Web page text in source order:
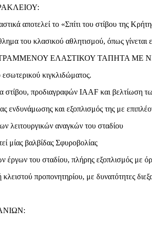
αποτελεί το «Σπίτι του στίβου της
του κλασικού αθλητισμού, όπως γίνεται
ΕΛΑΣΤΙΚΟΥ ΤΑΠΗΤΑ ΜΕ ΝΕΟ, αφού ο
κιγκλιδώματος.
στίβου, προδιαγραφών IAAF και βελτίωση
ενδυνάμωσης και εξοπλισμός της με
λειτουργικών αναγκών του σταδίου
μίας βαλβίδας Σφυροβολίας
του σταδίου, πλήρης εξοπλισμός με
προπονητηρίου, με δυνατότητες